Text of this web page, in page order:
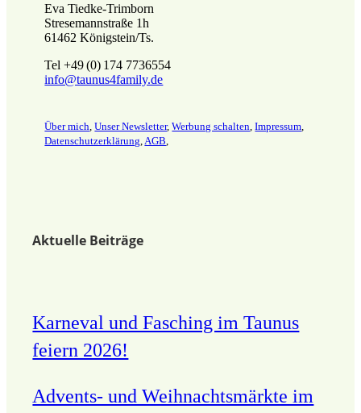
Eva Tiedke-Trimborn
Stresemannstraße 1h
61462 Königstein/Ts.
Tel +49 (0) 174 7736554
info@taunus4family.de
Über mich ,Unser Newsletter,Werbung schalten ,Impressum
Datenschutz­erklärung AGB
Aktuelle Beiträge
Karneval und Fasching im Taunus
feiern 2026!
Advents- und Weihnachtsmärkte im